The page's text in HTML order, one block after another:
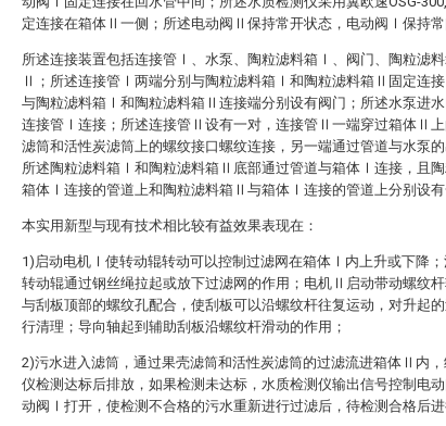
定连接在箱体Ⅱ一侧；所述电动阀Ⅱ保持常开状态，电动阀Ⅰ保持常
所述连接装置包括连接管Ⅰ、水泵、陶粒滤料箱Ⅰ、阀门、陶粒滤
Ⅱ；所述连接管Ⅰ两端分别与陶粒滤料箱Ⅰ和陶粒滤料箱Ⅱ固定连接
与陶粒滤料箱Ⅰ和陶粒滤料箱Ⅱ连接端分别设有阀门；所述水泵进
连接管Ⅰ连接；所述连接管Ⅱ设有一对，连接管Ⅱ一端穿过箱体Ⅱ上
滤筒和活性炭滤筒上的螺纹接口螺纹连接，另一端通过管道与水泵的
所述陶粒滤料箱Ⅰ和陶粒滤料箱Ⅱ底部通过管道与箱体Ⅰ连接，且
箱体Ⅰ连接的管道上和陶粒滤料箱Ⅱ与箱体Ⅰ连接的管道上分别设有
本实用新型与现有技术相比较有益效果表现在：
1)启动电机Ⅰ使转动辊转动可以控制过滤网在箱体Ⅰ内上升或下降；
转动辊通过钢丝绳拉起或放下过滤网的作用；电机Ⅱ启动带动螺纹
与刮板顶部的螺纹孔配合，使刮板可以沿螺纹杆往复运动，对升起
行清理；导向轴起到辅助刮板沿螺纹杆滑动的作用；
2)污水进入滤筒，通过果壳滤筒和活性炭滤筒的过滤流进箱体Ⅱ内，
仪检测达标后排放，如果检测未达标，水质检测仪输出信号控制电
动阀Ⅰ打开，使检测不合格的污水重新进行过滤后，待检测合格后进